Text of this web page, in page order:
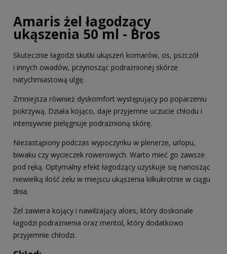
Amaris żel łagodzący
ukąszenia 50 ml - Bros
Skutecznie łagodzi skutki ukąszeń komarów, os, pszczół
i innych owadów, przynosząc podrażnionej skórze
natychmiastową ulgę.
Zmniejsza również dyskomfort występujący po poparzeniu
pokrzywą. Działa kojąco, daje przyjemne uczucie chłodu i
intensywnie pielęgnuje podrażnioną skórę.
Niezastąpiony podczas wypoczynku w plenerze, urlopu,
biwaku czy wycieczek rowerowych. Warto mieć go zawsze
pod ręką. Optymalny efekt łagodzący uzyskuje się nanosząc
niewielką ilość żelu w miejscu ukąszenia kilkukrotnie w ciągu
dnia.
Żel zawiera kojący i nawilżający aloes, który doskonale
łagodzi podrażnienia oraz mentol, który dodatkowo
przyjemnie chłodzi.